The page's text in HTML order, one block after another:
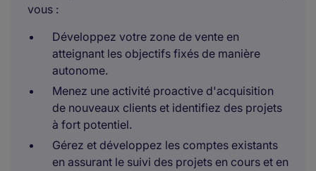
vous :
Développez votre zone de vente en
atteignant les objectifs fixés de manière
autonome.
Menez une activité proactive d'acquisition
de nouveaux clients et identifiez des projets
à fort potentiel.
Gérez et développez les comptes existants
en assurant le suivi des projets en cours et en